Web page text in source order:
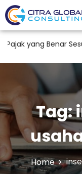
yang Benar
Tag:
Home